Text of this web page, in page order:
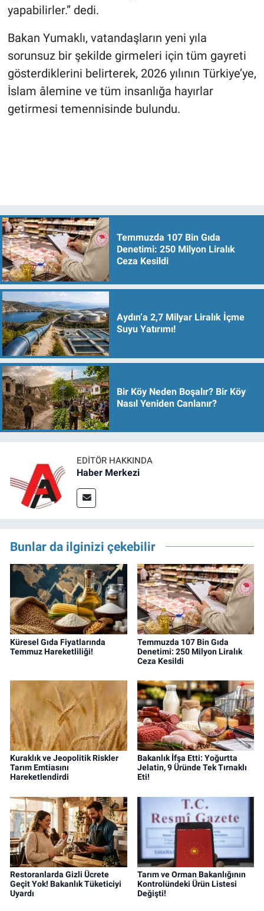
yapabilirler.” dedi.
Bakan Yumaklı, vatandaşların yeni yıla
sorunsuz bir şekilde girmeleri için tüm gayreti
gösterdiklerini belirterek, 2026 yılının Türkiye’ye,
İslam âlemine ve tüm insanlığa hayırlar
getirmesi temennisinde bulundu.
Temmuzda 107 Bin Gıda
Denetimi: 250 Milyon Liralık
Ceza Kesildi
Aydın’a 2,7 Milyar Liralık İçme
Suyu Yatırımı!
Bir Köy Neden Boşalır? Bir Köy
Nasıl Yeniden Canlanır?
EDITÖR HAKKINDA
Haber Merkezi
Bunlar da ilginizi çekebilir
Küresel Gıda Fiyatlarında
Temmuz Hareketliliği!
Temmuzda 107 Bin Gıda
Denetimi: 250 Milyon Liralık
Ceza Kesildi
Kuraklık ve Jeopolitik Riskler
Tarım Emtiasını
Hareketlendirdi
Bakanlık İfşa Etti: Yoğurtta
Jelatin, 9 Üründe Tek Tırnaklı
Eti!
Restoranlarda Gizli Ücrete
Geçit Yok! Bakanlık Tüketiciyi
Uyardı
Tarım ve Orman Bakanlığının
Kontrolündeki Ürün Listesi
Değişti!